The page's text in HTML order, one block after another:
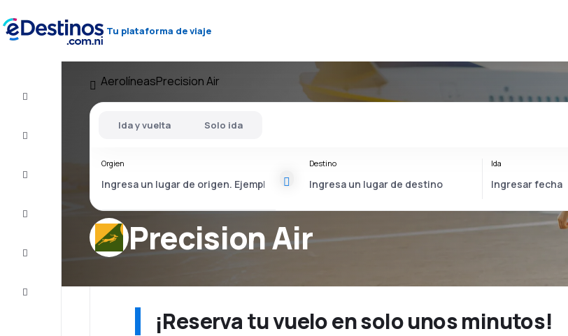
Tu plataforma de viaje
Atención
AerolíneasPrecision Air
Precision Air
Ida y vuelta Solo ida
Orgien Destino Ida
¡Reserva tu vuelo en solo unos minutos!